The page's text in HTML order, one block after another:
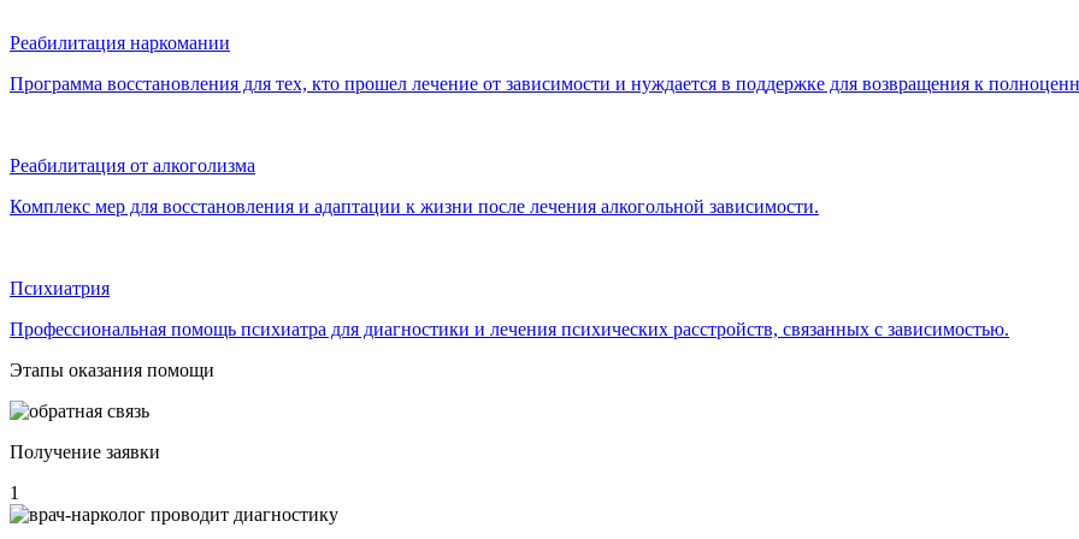
Реабилитация наркомании
Программа восстановления для тех, кто прошел лечение от зависимости и нуждается в поддержке для возвращения к
Реабилитация от алкоголизма
Комплекс мер для восстановления и адаптации к жизни после лечения алкогольной зависимости.
Психиатрия
Профессиональная помощь психиатра для диагностики и лечения психических расстройств, связанных с зависимостью.
Этапы оказания помощи
Получение заявки
1